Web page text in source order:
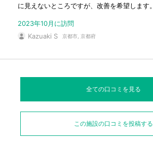
に見えないところですが、改善を希望します。
2023年10月に訪問
Kazuaki S
京都市, 京都府
全ての口コミを見る
この施設の口コミを投稿する